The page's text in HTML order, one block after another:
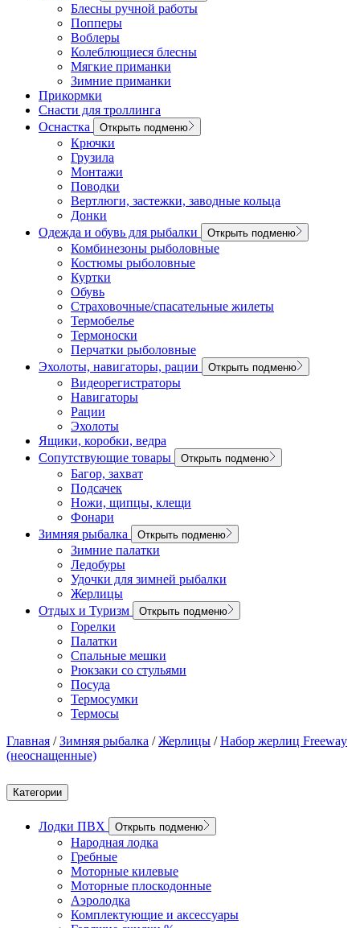
Блесны ручной работы
Попперы
Воблеры
Колеблющиеся блесны
Мягкие приманки
Зимние приманки
Прикормки
Снасти для троллинга
Оснастка
Открыть подменю
Крючки
Грузила
Монтажи
Поводки
Вертлюги, застежки, заводные кольца
Донки
Одежда и обувь для рыбалки
Открыть подменю
Комбинезоны рыболовные
Костюмы рыболовные
Куртки
Обувь
Страховочные/спасательные жилеты
Термобелье
Термоноски
Перчатки рыболовные
Эхолоты, навигаторы, рации
Открыть подменю
Видеорегистраторы
Навигаторы
Рации
Эхолоты
Ящики, коробки, ведра
Сопутствующие товары
Открыть подменю
Багор, захват
Подсачек
Ножи, щипцы, клещи
Фонари
Зимняя рыбалка
Открыть подменю
Зимние палатки
Ледобуры
Удочки для зимней рыбалки
Жерлицы
Отдых и Туризм
Открыть подменю
Горелки
Палатки
Спальные мешки
Рюкзаки со стульями
Посуда
Термосумки
Термосы
Главная /Зимняя рыбалка /Жерлицы /Набор жерлиц Freeway
(неоснащенные)
Категории
Лодки ПВХ Открыть подменю
Народная лодка
Гребные
Моторные килевые
Моторные плоскодонные
Аэролодка
Комплектующие и аксессуары